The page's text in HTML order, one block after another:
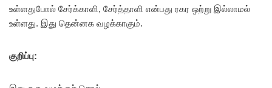
உள்ளதுபோல் சேர்க்காளி, சேர்த்தாளி என்பது ரகர ஒற்று இல்லாமல்
உள்ளது. இது தென்னக வழக்காகும்.
குறிப்பு: